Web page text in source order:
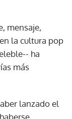
mensaje,
la cultura pop
ha
más
lanzado el